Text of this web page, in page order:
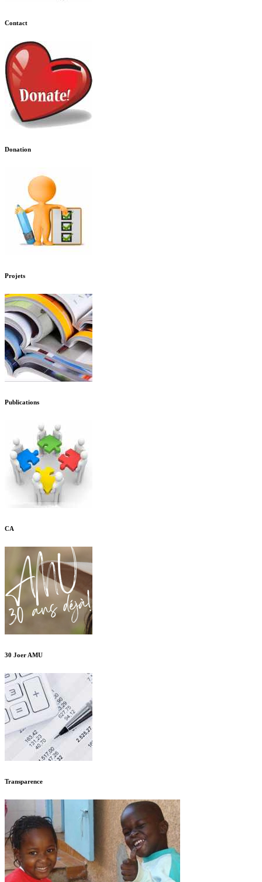
Contact
Donation
Projets
Publications
CA
30 Joer AMU
Transparence